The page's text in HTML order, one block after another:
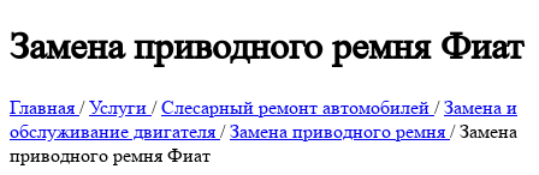
Замена приводного ремня Фиат
Главная /Услуги /Слесарный ремонт автомобилей /Замена и
обслуживание двигателя /Замена приводного ремня /Замена
приводного ремня Фиат